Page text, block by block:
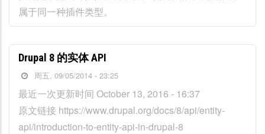
属于同一种插件类型。
Drupal 8 的实体 API
周五, 09/05/2014 - 23:25
最近一次更新时间 October 13, 2016 - 16:37
原文链接 https://www.drupal.org/docs/8/api/entity-
api/introduction-to-entity-api-in-drupal-8